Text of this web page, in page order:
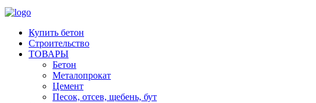
Купить бетон
Строительство
ТОВАРЫ
Бетон
Металопрокат
Цемент
Песок, отсев, щебень, бут